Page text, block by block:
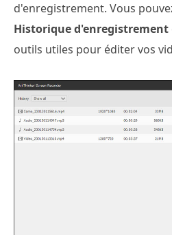
d'enregistrement. Vous
Historique d'enregistrement
outils utiles pour éditer vos